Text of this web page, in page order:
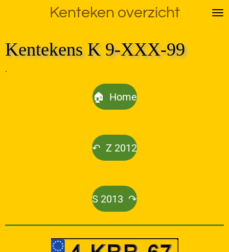
de
hoofdinhoud
Kenteken overzicht
Kentekens K 9-XXX-99
.
🏠 Home
↶ Z 2012
S 2013 ↷